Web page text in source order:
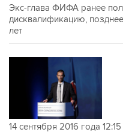
Экс-глава ФИФА ранее
дисквалификацию,
лет
14 сентября 2016 года 12:15